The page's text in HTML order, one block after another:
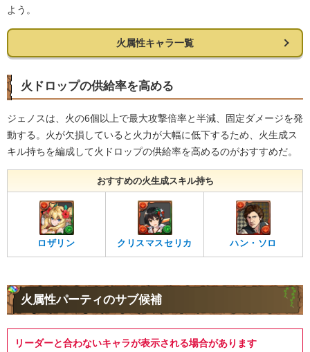
よう。
火属性キャラ一覧
火ドロップの供給率を高める
ジェノスは、火の6個以上で最大攻撃倍率と半減、固定ダメージを発
動する。火が欠損していると火力が大幅に低下するため、火生成ス
キル持ちを編成して火ドロップの供給率を高めるのがおすすめだ。
おすすめの火生成スキル持ち
ロザリン クリスマスセリカ ハン・ソロ
火属性パーティのサブ候補
リーダーと合わないキャラが表示される場合があります